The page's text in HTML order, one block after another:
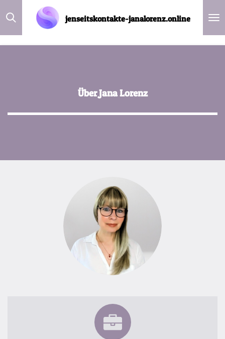
Zum
Hauptinhalt
springen
jenseitskontakte-janalorenz.online
Über Jana Lorenz